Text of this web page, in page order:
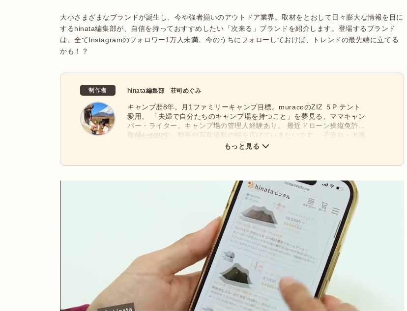
大小さまざまなブランドが誕生し、今や強者揃いのアウトドア業界。取材をとおして日々膨大な情報を目に
するhinata編集部が、自信を持っておすすめしたい「次来る」ブランドを紹介します。登場するブランド
は、全てInstagramのフォロワー1万人未満。今のうちにフォローしておけば、トレンドの最先端に立てる
かも！？
制作者 hinata編集部 荘司めぐみ
キャンプ歴8年。月1ファミリーキャンプ目標。muracoのZIZ ５P テント
愛用。 「夫婦で自分たちのキャンプ場を持つこと」を夢見る、ママキャン
パー・ライター。キャンプ場の管理人経験あり。 最近ドローン操縦免許を
取得したので、動画や写真撮影の幅を広げていきたいです。 子連れ・犬連
れキャンプと旅行が趣味で、体験をメディアやSNSで発信中。富士山の
@meeee8926
もっと見る